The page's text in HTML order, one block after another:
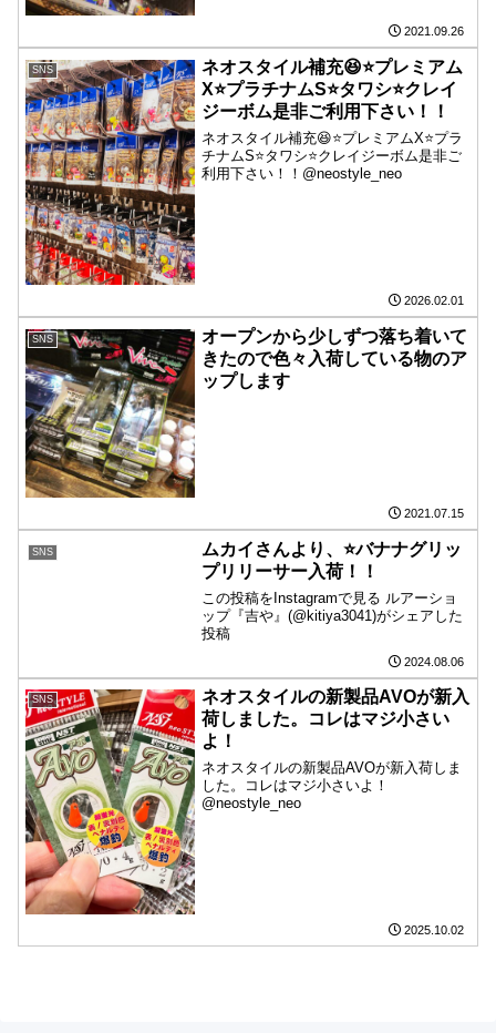
2021.09.26
SNS
ネオスタイル補充😆⭐️プレミアム
X⭐️プラチナムS⭐️タワシ⭐️クレイ
ジーボム是非ご利用下さい！！
ネオスタイル補充😆⭐️プレミアムX⭐️プラ
チナムS⭐️タワシ⭐️クレイジーボム是非ご
利用下さい！！@neostyle_neo
2026.02.01
SNS
オープンから少しずつ落ち着いて
きたので色々入荷している物のア
ップします
2021.07.15
SNS
ムカイさんより、⭐️バナナグリッ
プリリーサー入荷！！
この投稿をInstagramで見る ルアーショ
ップ『吉や』(@kitiya3041)がシェアした
投稿
2024.08.06
SNS
ネオスタイルの新製品AVOが新入
荷しました。コレはマジ小さい
よ！
ネオスタイルの新製品AVOが新入荷しま
した。コレはマジ小さいよ！
@neostyle_neo
2025.10.02